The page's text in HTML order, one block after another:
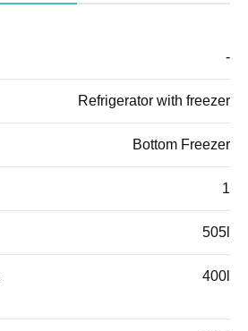
-
Refrigerator with freezer
Bottom Freezer
1
505l
400l